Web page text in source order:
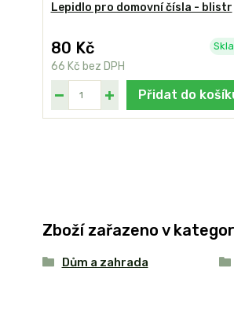
Lepidlo pro domovní čísla - blistr
80 Kč
66 Kč bez DPH
Přidat do
Zboží zařazeno v
Dům a zahrada